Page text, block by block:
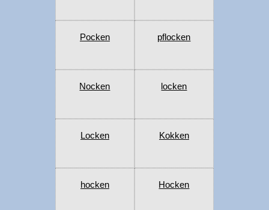
Pocken pflocken
Nocken locken
Locken Kokken
hocken Hocken